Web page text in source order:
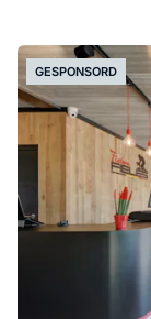
GESPONSORD